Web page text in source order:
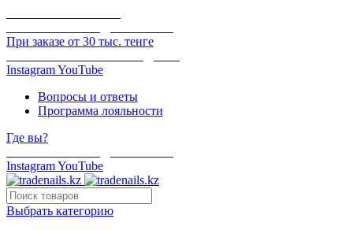
При заказе от 30 тыс. тенге
InstagramYouTube
Вопросы и ответы
Программа лояльности
Где вы?
InstagramYouTube
Выбрать категорию